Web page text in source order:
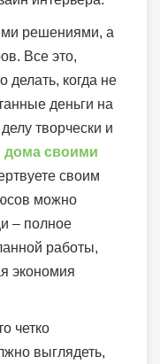
решениями, а
Все это,
делать, когда не
деньги на
творчески и
дома своими
своим
можно
– полное
работы,
экономия
четко
выглядеть,